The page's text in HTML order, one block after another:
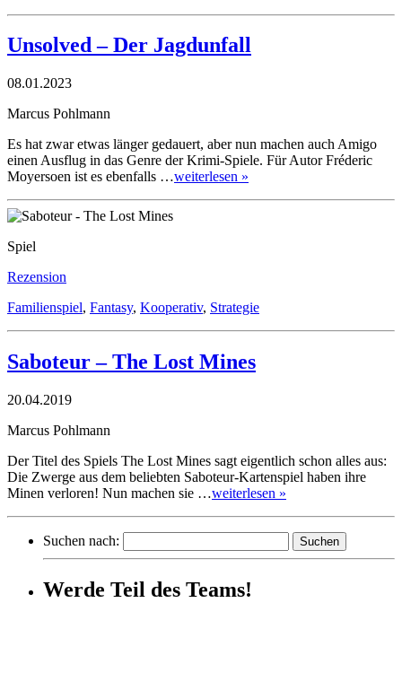
Unsolved – Der Jagdunfall
08.01.2023
Marcus Pohlmann
Es hat zwar etwas länger gedauert, aber nun machen auch Amigo
einen Ausflug in das Genre der Krimi-Spiele. Für Autor Fréderic
Moyersoen ist es ebenfalls …weiterlesen »
Spiel
Rezension
Familienspiel, Fantasy, Kooperativ, Strategie
Saboteur – The Lost Mines
20.04.2019
Marcus Pohlmann
Der Titel des Spiels The Lost Mines sagt eigentlich schon alles aus:
Die Zwerge aus dem beliebten Saboteur-Kartenspiel haben ihre
Minen verloren! Nun machen sie …weiterlesen »
Suchen nach:
Werde Teil des Teams!